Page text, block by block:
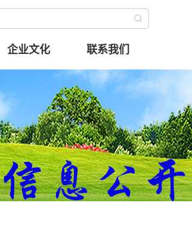
企业文化 联系我们